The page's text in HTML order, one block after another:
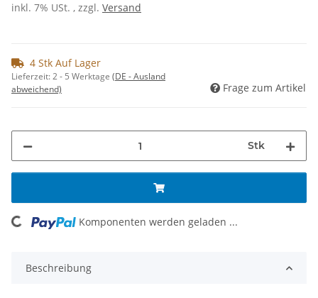
inkl. 7% USt. , zzgl. Versand
4 Stk Auf Lager
Lieferzeit:2 - 5 Werktage (DE - Ausland
abweichend)
Frage zum Artikel
Stk
Komponenten werden geladen ...
Beschreibung